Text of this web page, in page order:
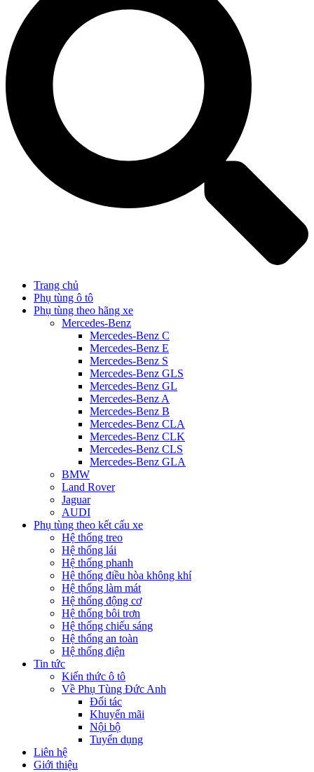
Trang chủ
Phụ tùng ô tô
Phụ tùng theo hãng xe
Mercedes-Benz
Mercedes-Benz C
Mercedes-Benz E
Mercedes-Benz S
Mercedes-Benz GLS
Mercedes-Benz GL
Mercedes-Benz A
Mercedes-Benz B
Mercedes-Benz CLA
Mercedes-Benz CLK
Mercedes-Benz CLS
Mercedes-Benz GLA
BMW
Land Rover
Jaguar
AUDI
Phụ tùng theo kết cấu xe
Hệ thống treo
Hệ thống lái
Hệ thống phanh
Hệ thống điều hòa không khí
Hệ thống làm mát
Hệ thống động cơ
Hệ thống bôi trơn
Hệ thống chiếu sáng
Hệ thống an toàn
Hệ thống điện
Tin tức
Kiến thức ô tô
Về Phụ Tùng Đức Anh
Đối tác
Khuyến mãi
Nội bộ
Tuyển dụng
Liên hệ
Giới thiệu